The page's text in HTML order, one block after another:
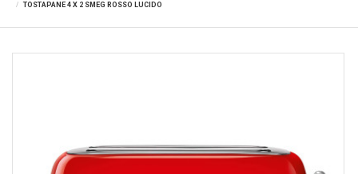
TOSTAPANE 4 X 2 SMEG ROSSO LUCIDO